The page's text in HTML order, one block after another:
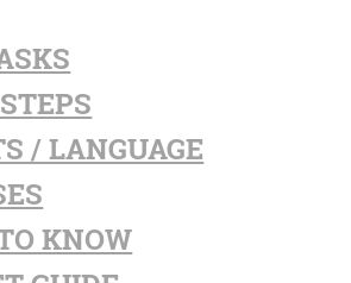
/ LANGUAGE
KNOW